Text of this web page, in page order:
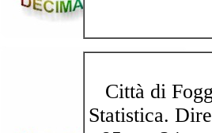
Città di
Statistica.